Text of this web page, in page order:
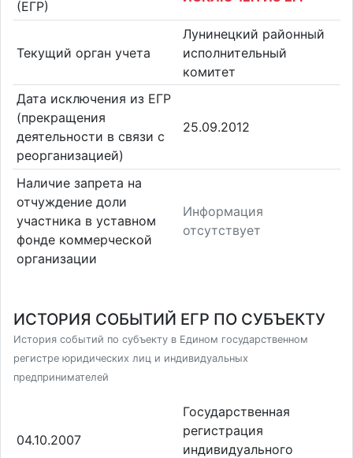
(ЕГР)
Текущий орган учета
Лунинецкий районный
исполнительный
комитет
Дата исключения из ЕГР
(прекращения
деятельности в связи с
реорганизацией)
25.09.2012
Наличие запрета на
отчуждение доли
участника в уставном
фонде коммерческой
организации
Информация
отсутствует
ИСТОРИЯ СОБЫТИЙ ЕГР ПО СУБЪЕКТУ
История событий по субъекту в Едином государственном
регистре юридических лиц и индивидуальных
предпринимателей
04.10.2007
Государственная
регистрация
индивидуального